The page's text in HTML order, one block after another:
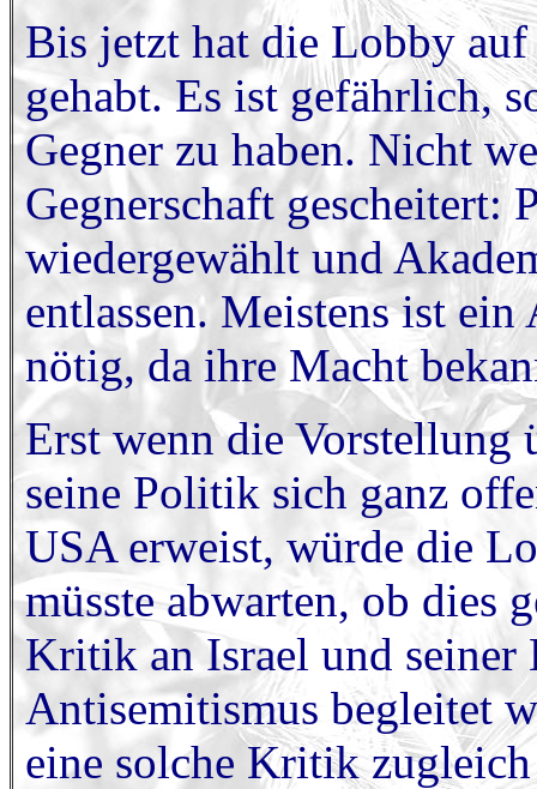
Bis jetzt hat die Lobby
gehabt. Es ist gefährlich,
Gegner zu haben. Nicht
Gegnerschaft
wiedergewählt und
entlassen. Meistens ist
nötig, da ihre Macht
Erst wenn die Vorstellung
seine Politik sich ganz
USA erweist, würde die
müsste abwarten, ob dies
Kritik an Israel und
Antisemitismus begleitet
eine solche Kritik